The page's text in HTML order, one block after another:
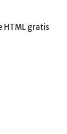
HTML gratis